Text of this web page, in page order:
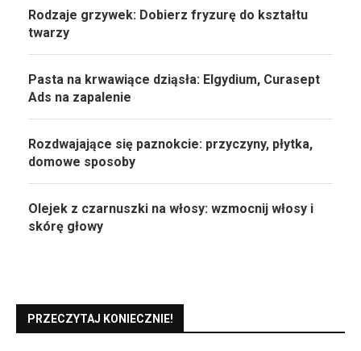
Rodzaje grzywek: Dobierz fryzurę do kształtu
twarzy
Pasta na krwawiące dziąsła: Elgydium, Curasept
Ads na zapalenie
Rozdwajające się paznokcie: przyczyny, płytka,
domowe sposoby
Olejek z czarnuszki na włosy: wzmocnij włosy i
skórę głowy
PRZECZYTAJ KONIECZNIE!